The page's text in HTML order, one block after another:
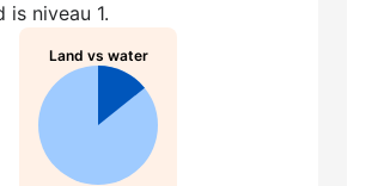
is niveau 1.
Land vs water